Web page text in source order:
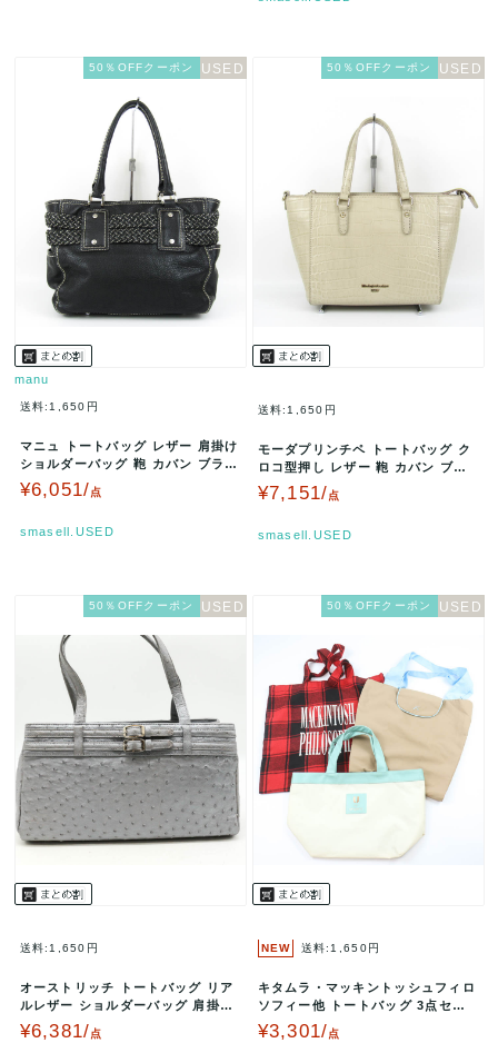
50％OFFクーポン
manu
送料:1,650円
マニュ トートバッグ レザー 肩掛け
ショルダーバッグ 鞄 カバン ブラン
ド 黒 レディース ブラッ…
¥6,051/点
smasell.USED
50％OFFクーポン
送料:1,650円
モーダプリンチペ トートバッグ ク
ロコ型押し レザー 鞄 カバン ブラ
ンド レディース ベージュ M…
¥7,151/点
smasell.USED
50％OFFクーポン
送料:1,650円
オーストリッチ トートバッグ リア
ルレザー ショルダーバッグ 肩掛け
鞄 カバン レディース パープ…
¥6,381/点
50％OFFクーポン
NEW 送料:1,650円
キタムラ・マッキントッシュフィロ
ソフィー他 トートバッグ 3点セッ
ト エコバッグ 鞄 ブランド まと…
¥3,301/点